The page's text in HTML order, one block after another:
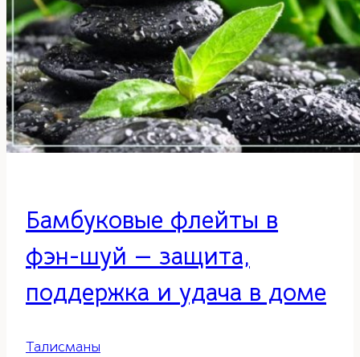
Бамбуковые флейты в
фэн-шуй — защита,
поддержка и удача в доме
Талисманы